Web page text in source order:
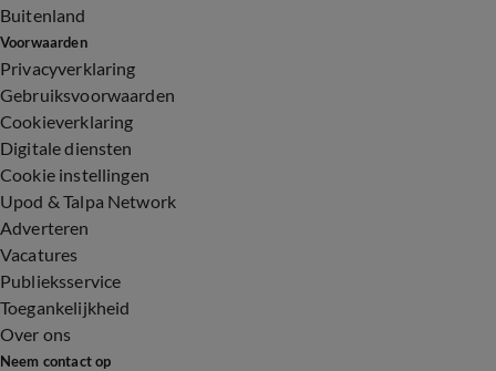
Buitenland
Voorwaarden
Privacyverklaring
Gebruiksvoorwaarden
Cookieverklaring
Digitale diensten
Cookie instellingen
Upod & Talpa Network
Adverteren
Vacatures
Publieksservice
Toegankelijkheid
Over ons
Neem contact op